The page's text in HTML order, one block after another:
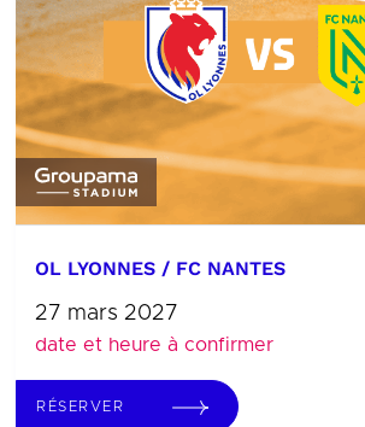
OL LYONNES / FC NANTES
27 mars 2027
date et heure à confirmer
RÉSERVER